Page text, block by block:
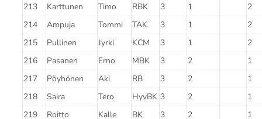
213 Karttunen Timo RBK 3 1
2
214
Ampuja Tommi TAK 3 1
2
215
Pullinen Jyrki KCM 3 1
2
216
Pasanen Erno MBK 3 2
1
217
Pöyhönen Aki RB 3 2
1
218
Saira Tero HyvBK 3 2
1
219
Roitto Kalle BK 3 2
1